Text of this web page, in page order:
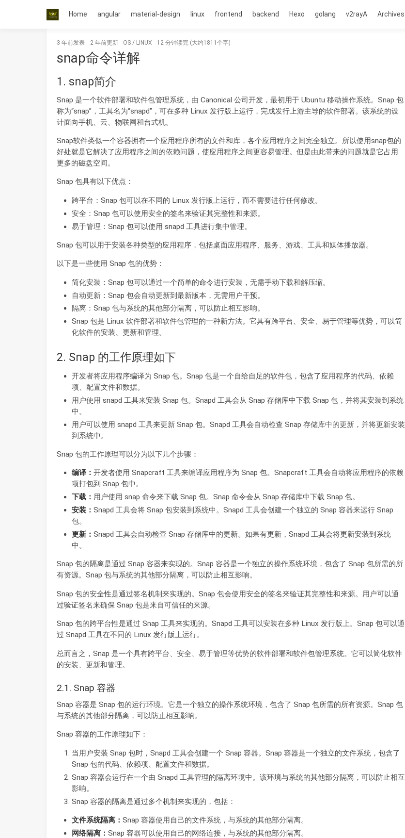
Home angular material-design linux frontend backend Hexo golang v2rayA Archives
3 年前发表 2 年前更新 OS / LINUX 12 分钟读完 (大约1811个字)
snap命令详解
1. snap简介
Snap 是一个软件部署和软件包管理系统，由 Canonical 公司开发，最初用于 Ubuntu 移动操作系统。Snap 包
称为“snap”，工具名为“snapd”，可在多种 Linux 发行版上运行，完成发行上游主导的软件部署。该系统的设
计面向手机、云、物联网和台式机。
Snap软件类似一个容器拥有一个应用程序所有的文件和库，各个应用程序之间完全独立。所以使用snap包的
好处就是它解决了应用程序之间的依赖问题，使应用程序之间更容易管理。但是由此带来的问题就是它占用
更多的磁盘空间。
Snap 包具有以下优点：
跨平台：Snap 包可以在不同的 Linux 发行版上运行，而不需要进行任何修改。
安全：Snap 包可以使用安全的签名来验证其完整性和来源。
易于管理：Snap 包可以使用 snapd 工具进行集中管理。
Snap 包可以用于安装各种类型的应用程序，包括桌面应用程序、服务、游戏、工具和媒体播放器。
以下是一些使用 Snap 包的优势：
简化安装：Snap 包可以通过一个简单的命令进行安装，无需手动下载和解压缩。
自动更新：Snap 包会自动更新到最新版本，无需用户干预。
隔离：Snap 包与系统的其他部分隔离，可以防止相互影响。
Snap 包是 Linux 软件部署和软件包管理的一种新方法。它具有跨平台、安全、易于管理等优势，可以简
化软件的安装、更新和管理。
2. Snap 的工作原理如下
开发者将应用程序编译为 Snap 包。Snap 包是一个自给自足的软件包，包含了应用程序的代码、依赖
项、配置文件和数据。
用户使用 snapd 工具来安装 Snap 包。Snapd 工具会从 Snap 存储库中下载 Snap 包，并将其安装到系统
中。
用户可以使用 snapd 工具来更新 Snap 包。Snapd 工具会自动检查 Snap 存储库中的更新，并将更新安装
到系统中。
Snap 包的工作原理可以分为以下几个步骤：
编译： 开发者使用 Snapcraft 工具来编译应用程序为 Snap 包。Snapcraft 工具会自动将应用程序的依赖
项打包到 Snap 包中。
下载： 用户使用 snap 命令来下载 Snap 包。Snap 命令会从 Snap 存储库中下载 Snap 包。
安装： Snapd 工具会将 Snap 包安装到系统中。Snapd 工具会创建一个独立的 Snap 容器来运行 Snap
包。
更新： Snapd 工具会自动检查 Snap 存储库中的更新。如果有更新，Snapd 工具会将更新安装到系统
中。
Snap 包的隔离是通过 Snap 容器来实现的。Snap 容器是一个独立的操作系统环境，包含了 Snap 包所需的所
有资源。Snap 包与系统的其他部分隔离，可以防止相互影响。
Snap 包的安全性是通过签名机制来实现的。Snap 包会使用安全的签名来验证其完整性和来源。用户可以通
过验证签名来确保 Snap 包是来自可信任的来源。
Snap 包的跨平台性是通过 Snap 工具来实现的。Snapd 工具可以安装在多种 Linux 发行版上。Snap 包可以通
过 Snapd 工具在不同的 Linux 发行版上运行。
总而言之，Snap 是一个具有跨平台、安全、易于管理等优势的软件部署和软件包管理系统。它可以简化软件
的安装、更新和管理。
2.1. Snap 容器
Snap 容器是 Snap 包的运行环境。它是一个独立的操作系统环境，包含了 Snap 包所需的所有资源。Snap 包
与系统的其他部分隔离，可以防止相互影响。
Snap 容器的工作原理如下：
当用户安装 Snap 包时，Snapd 工具会创建一个 Snap 容器。Snap 容器是一个独立的文件系统，包含了
Snap 包的代码、依赖项、配置文件和数据。
Snap 容器会运行在一个由 Snapd 工具管理的隔离环境中。该环境与系统的其他部分隔离，可以防止相互
影响。
Snap 容器的隔离是通过多个机制来实现的，包括：
文件系统隔离： Snap 容器使用自己的文件系统，与系统的其他部分隔离。
网络隔离： Snap 容器可以使用自己的网络连接，与系统的其他部分隔离。